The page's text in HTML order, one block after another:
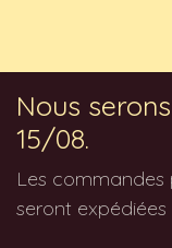
Nous
15/08.
Les
seront